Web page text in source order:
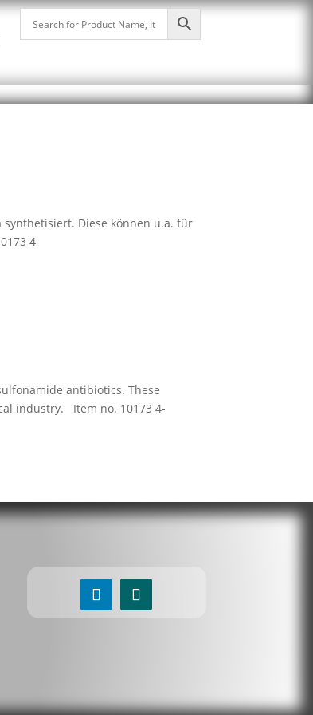
Diese können u.a. für
4-
antibiotics. These
industry. Item no. 10173 4-